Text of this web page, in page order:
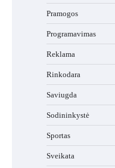
Pramogos
Programavimas
Reklama
Rinkodara
Saviugda
Sodininkystė
Sportas
Sveikata